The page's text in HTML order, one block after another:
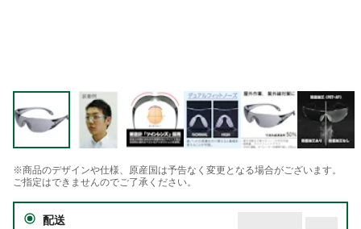
※商品のデザインや仕様、原産国は予告なく変更となる場合がございます。
ご指定はできませんのでご了承ください。
配送